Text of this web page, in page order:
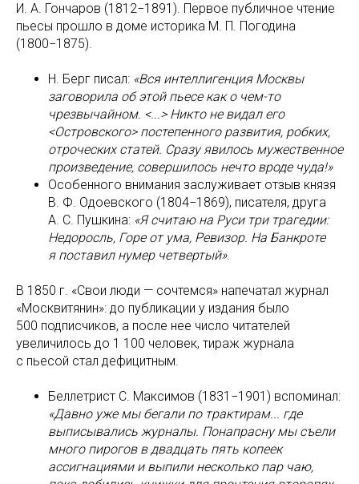
И. А. Гончаров (1812−1891). Первое публичное чтение
пьесы прошло в доме историка М. П. Погодина
(1800−1875).
Н. Берг писал: «Вся интеллигенция Москвы
заговорила об этой пьесе как о чем-то
чрезвычайном. <...> Никто не видал его
<Островского> постепенного развития, робких,
отроческих статей. Сразу явилось мужественное
произведение, совершилось нечто вроде чуда!»
Особенного внимания заслуживает отзыв князя
В. Ф. Одоевского (1804−1869), писателя, друга
А. С. Пушкина: «Я считаю на Руси три трагедии:
Недоросль, Горе от ума, Ревизор. На Банкроте
я поставил нумер четвертый».
В 1850 г. «Свои люди — сочтемся» напечатал журнал
«Москвитянин»: до публикации у издания было
500 подписчиков, а после нее число читателей
увеличилось до 1 100 человек, тираж журнала
с пьесой стал дефицитным.
Беллетрист С. Максимов (1831−1901) вспоминал:
«Давно уже мы бегали по трактирам... где
выписывались журналы. Понапрасну мы съели
много пирогов в двадцать пять копеек
ассигнациями и выпили несколько пар чаю,